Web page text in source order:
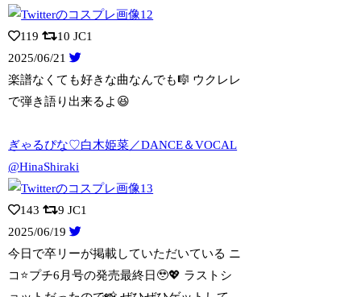
119 10 JC1
2025/06/21
楽譜なくても好きな曲なんでも🎼 ウクレレ
で弾き語り出来るよ😆
ぎゃるぴな♡白木姫菜／DANCE＆VOCAL
@HinaShiraki
143 9 JC1
2025/06/19
今日で卒リーが掲載していただいている ニ
コ⭐️プチ6月号の発売最終日🥹💖 ラス トシ